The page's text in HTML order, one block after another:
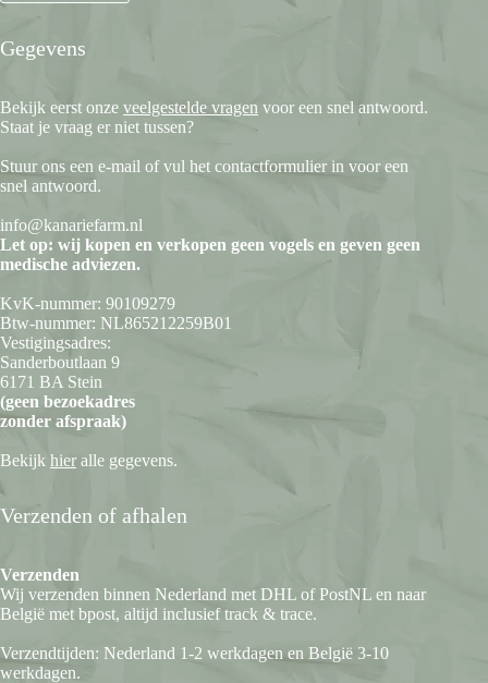
Gegevens
Bekijk eerst onze veelgestelde vragen voor een snel antwoord.
Staat je vraag er niet tussen?
Stuur ons een e-mail of vul het contactformulier in voor een
snel antwoord.
info@kanariefarm.nl
Let op: wij kopen en verkopen geen vogels en geven geen
medische adviezen.
KvK-nummer: 90109279
Btw-nummer: NL865212259B01
Vestigingsadres:
Sanderboutlaan 9
6171 BA Stein
(geen bezoekadres
zonder afspraak)
Bekijk hier alle gegevens.
Verzenden of afhalen
Verzenden
Wij verzenden binnen Nederland met DHL of PostNL en naar
België met bpost, altijd inclusief track & trace.
Verzendtijden: Nederland 1-2 werkdagen en België 3-10
werkdagen.